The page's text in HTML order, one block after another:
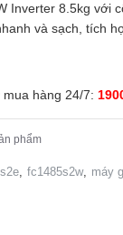
Inverter 8.5kg với
và sạch, tích
hàng 24/7:
phẩm
, fc1485s2w, máy